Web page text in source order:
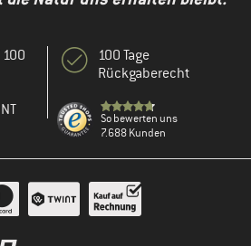
100
100 Tage
Rückgaberecht
So bewerten uns
7.688 Kunden